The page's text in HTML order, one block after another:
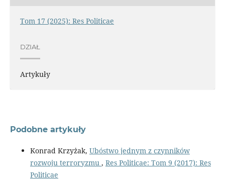
Tom 17 (2025): Res Politicae
DZIAŁ
Artykuły
Podobne artykuły
Konrad Krzyżak, Ubóstwo jednym z czynników
rozwoju terroryzmu , Res Politicae: Tom 9 (2017): Res
Politicae